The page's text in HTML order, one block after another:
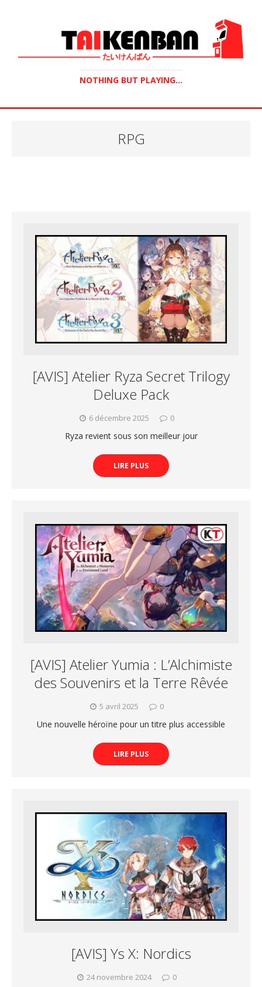
NOTHING BUT PLAYING...
RPG
[AVIS] Atelier Ryza Secret Trilogy
Deluxe Pack
6 décembre 2025 0
Ryza revient sous son meilleur jour
LIRE PLUS
[AVIS] Atelier Yumia : L’Alchimiste
des Souvenirs et la Terre Rêvée
5 avril 2025 0
Une nouvelle héroïne pour un titre plus accessible
LIRE PLUS
[AVIS] Ys X: Nordics
24 novembre 2024 0